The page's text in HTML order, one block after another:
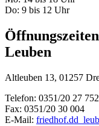
Do: 9 bis 12 Uhr
Leuben
Altleuben 13, 01257
Telefon: 0351/20 27 752
Fax: 0351/20 30 004
E-Mail: